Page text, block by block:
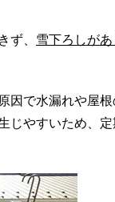
ず、 雪下ろしが
因で水漏れや屋
じやすいため、